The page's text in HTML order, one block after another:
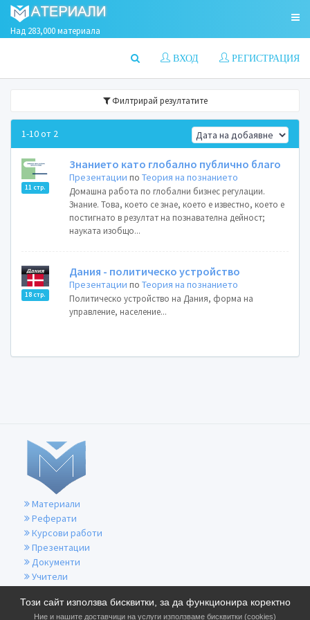
Над 283,000 материала
РЕГИСТРАЦИЯ
ВХОД
Филтрирай резултатите
1-10 от 2
11 стр.
Знанието като глобално публично благо
Презентации поТеория на познанието
Домашна работа по глобални бизнес регулации.
Знание. Това, което се знае, което е известно, което е
постигнато в резултат на познавателна дейност;
науката изобщо...
18 стр.
Дания - политическо устройство
Презентации поТеория на познанието
Политическо устройство на Дания, форма на
управление, население...
Този сайт използва бисквитки, за да функционира коректно
Ние и нашите доставчици на услуги използваме бисквитки (cookies)
Материали
Реферати
Курсови работи
Презентации
Документи
Учители
Общи условия